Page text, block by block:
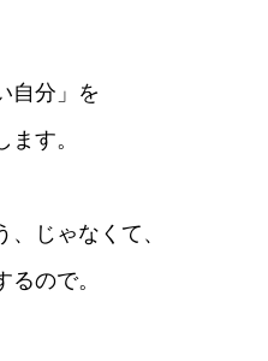
自分」を
す。
じゃなくて、
ので。